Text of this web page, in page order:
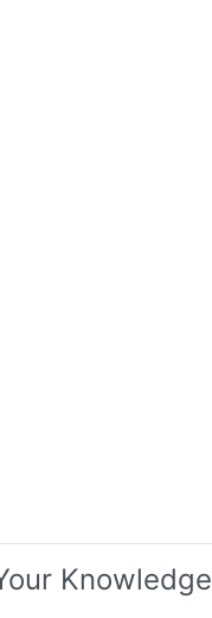
Knowledge